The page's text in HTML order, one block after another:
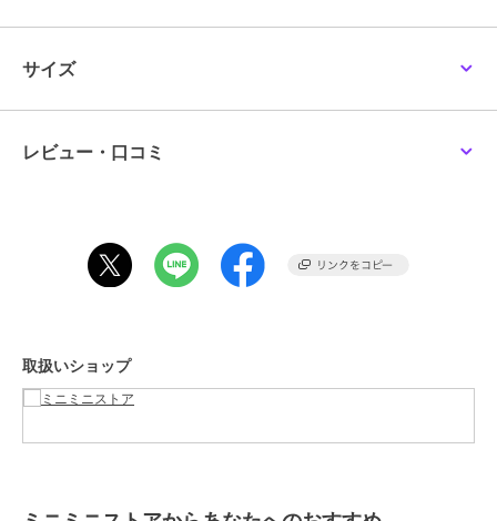
・ipadmini対応（19.6×13.5×0.7cm)：〇
・長財布（10×20cm）：〇
・ペットボトル横向き（500ml）：〇
生産国：中国
す。予めご了承の上、ご注文お願い致します。
ブランド ミニミニストア
商品カテゴリ バッグ ／トートバッグ
サイズ
レビュー・口コミ
取扱いショップ